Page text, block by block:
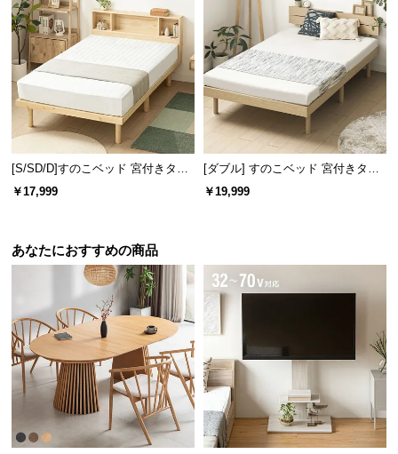
[S/SD/D]すのこベッド 宮付きタイ
プ
￥17,999
[ダブル] すのこベッド 宮付きタイ
プ 2口コンセント
￥19,999
あなたにおすすめの商品